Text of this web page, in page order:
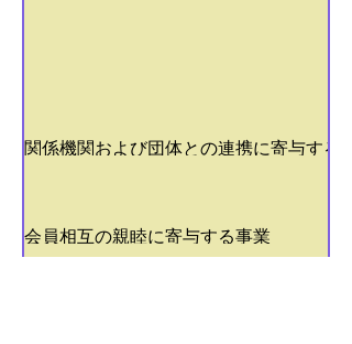
関係機関および団体との連携に寄与する事
会員相互の親睦に寄与する事業